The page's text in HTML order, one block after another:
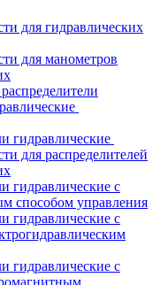
для гидравлических
для манометров
гидравлические
для распределителей
гидравлические с
способом управления
гидравлические с
гидравлические с